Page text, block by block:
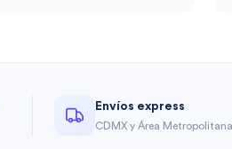
Envíos express
CDMX y Área Metropolitana